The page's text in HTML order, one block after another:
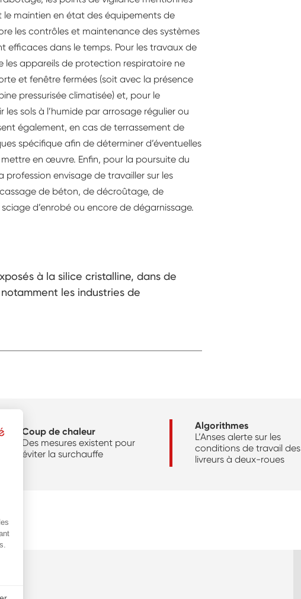
maintien en état des équipements de
les contrôles et maintenance des systèmes
efficaces dans le temps. Pour les travaux de
les appareils de protection respiratoire ne
et fenêtre fermées (soit avec la présence
pressurisée climatisée) et, pour le
sols à l’humide par arrosage régulier ou
également, en cas de terrassement de
spécifique afin de déterminer d’éventuelles
en œuvre. Enfin, pour la poursuite du
profession envisage de travailler sur les
de béton, de décroûtage, de
d’enrobé ou encore de dégarnissage.
à la silice cristalline, dans de
les industries de
Coup de chaleur
Des mesures existent pour
éviter la surchauffe
Algorithmes
L’Anses alerte sur les
conditions de travail des
livreurs à deux-roues